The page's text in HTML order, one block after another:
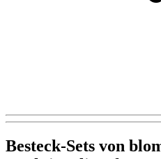
Besteck-Sets von